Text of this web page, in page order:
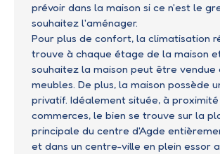
prévoir dans la maison si ce n'est le
souhaitez l'aménager.
Pour plus de confort, la climatisation
trouve à chaque étage de la maison
souhaitez la maison peut être vendue
meubles. De plus, la maison possède
privatif. Idéalement située, à
commerces, le bien se trouve sur la
principale du centre d'Agde
et dans un centre-ville en plein essor